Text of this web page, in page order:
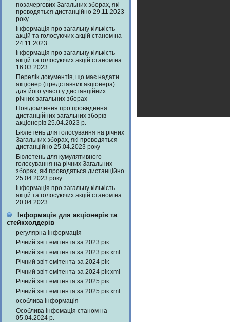
позачергових Загальних зборах, які
проводяться дистанційно 29.11.2023
року
Інформація про загальну кількість
акцій та голосуючих акцій станом на
24.11.2023
Інформація про загальну кількість
акцій та голосуючих акцій станом на
16.03.2023
Перелік документів, що має надати
акціонер (представник акціонера)
для його участі у дистанційних
річних загальних зборах
Повідомлення про проведення
дистанційних загальних зборів
акціонерів 25.04.2023 р.
Бюлетень для голосування на річних
Загальних зборах, які проводяться
дистанційно 25.04.2023 року
Бюлетень для кумулятивного
голосування на річних Загальних
зборах, які проводяться дистанційно
25.04.2023 року
Інформація про загальну кількість
акцій та голосуючих акцій станом на
20.04.2023
Інформація для акціонерів та
стейкхолдерів
регулярна інформація
Річний звіт емітента за 2023 рік
Річний звіт емітента за 2023 рік xml
Річний звіт емітента за 2024 рік
Річний звіт емітента за 2024 рік xml
Річний звіт емітента за 2025 рік
Річний звіт емітента за 2025 рік xml
особлива інформація
Особлива інфомація станом на
05.04.2024 р.